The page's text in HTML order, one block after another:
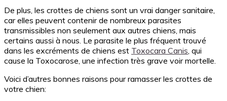
De plus, les crottes de chiens sont un vrai danger sanitaire,
car elles peuvent contenir de nombreux parasites
transmissibles non seulement aux autres chiens, mais
certains aussi à nous. Le parasite le plus fréquent trouvé
dans les excréments de chiens est Toxocara Canis , qui
cause la Toxocarose, une infection très grave voir mortelle.
Voici d’autres bonnes raisons pour ramasser les crottes de
votre chien: